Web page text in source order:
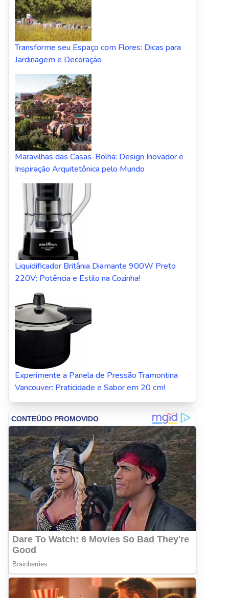
Transforme seu Espaço com Flores: Dicas para
Jardinagem e Decoração
Maravilhas das Casas-Bolha: Design Inovador e
Inspiração Arquitetônica pelo Mundo
Liquidificador Britânia Diamante 900W Preto
220V: Potência e Estilo na Cozinha!
Experimente a Panela de Pressão Tramontina
Vancouver: Praticidade e Sabor em 20 cm!